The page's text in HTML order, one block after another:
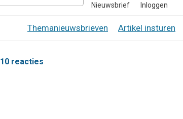
Nieuwsbrief Inloggen
Themanieuwsbrieven Artikel insturen
10 reacties